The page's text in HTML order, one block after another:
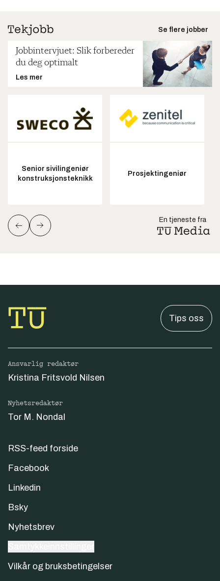
Se flere jobber
Jobbintervjuet: Slik forbereder
du deg optimalt
Les mer
Senior sivilingeniør
konstruksjonsteknikk
Prosjektingeniør
En tjeneste fra
Tips oss
Ansvarlig redaktør
Kristina Fritsvold Nilsen
Nyhetsredaktør
Tor M. Nondal
RSS-feed forside
Facebook
Linkedin
Bsky
Nyhetsbrev
Vilkår og bruksbetingelser